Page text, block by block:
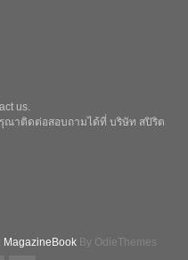
us.
ณาติดต่อสอบถามได้ที่ บริษัท สปิริต
MagazineBookBy OdieThemes